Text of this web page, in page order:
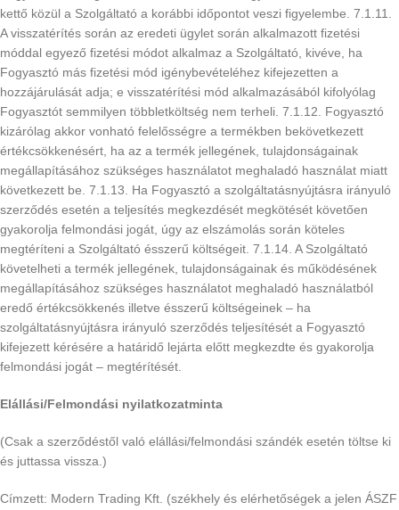
kettő közül a Szolgáltató a korábbi időpontot veszi figyelembe. 7.1.11.
A visszatérítés során az eredeti ügylet során alkalmazott fizetési
móddal egyező fizetési módot alkalmaz a Szolgáltató, kivéve, ha
Fogyasztó más fizetési mód igénybevételéhez kifejezetten a
hozzájárulását adja; e visszatérítési mód alkalmazásából kifolyólag
Fogyasztót semmilyen többletköltség nem terheli. 7.1.12. Fogyasztó
kizárólag akkor vonható felelősségre a termékben bekövetkezett
értékcsökkenésért, ha az a termék jellegének, tulajdonságainak
megállapításához szükséges használatot meghaladó használat miatt
következett be. 7.1.13. Ha Fogyasztó a szolgáltatásnyújtásra irányuló
szerződés esetén a teljesítés megkezdését megkötését követően
gyakorolja felmondási jogát, úgy az elszámolás során köteles
megtéríteni a Szolgáltató ésszerű költségeit. 7.1.14. A Szolgáltató
követelheti a termék jellegének, tulajdonságainak és működésének
megállapításához szükséges használatot meghaladó használatból
eredő értékcsökkenés illetve ésszerű költségeinek – ha
szolgáltatásnyújtásra irányuló szerződés teljesítését a Fogyasztó
kifejezett kérésére a határidő lejárta előtt megkezdte és gyakorolja
felmondási jogát – megtérítését.
Elállási/Felmondási nyilatkozatminta
(Csak a szerződéstől való elállási/felmondási szándék esetén töltse ki
és juttassa vissza.)
Címzett: Modern Trading Kft. (székhely és elérhetőségek a jelen ÁSZF